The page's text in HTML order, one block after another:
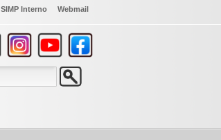
SIMP Interno Webmail